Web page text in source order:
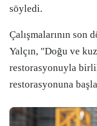
söyledi.
Çalışmalarının son
Yalçın, "Doğu ve
restorasyonuyla
restorasyonuna